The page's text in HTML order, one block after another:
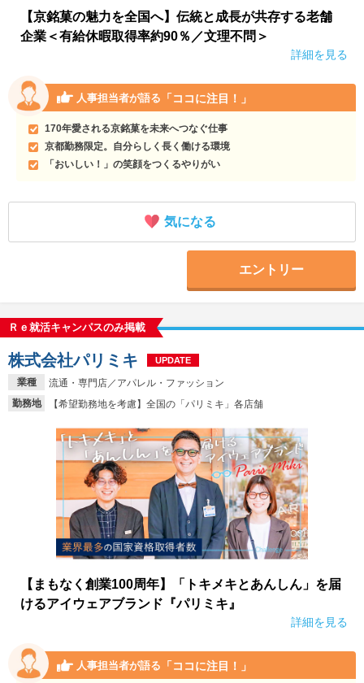
【京銘菓の魅力を全国へ】伝統と成長が共存する老舗
企業＜有給休暇取得率約90％／文理不問＞
詳細を見る
人事担当者が語る 「ココに注目！」
170年愛される京銘菓を未来へつなぐ仕事
京都勤務限定。自分らしく長く働ける環境
「おいしい！」の笑顔をつくるやりがい
気になる
エントリー
Ｒｅ就活キャンパスのみ掲載
業種
流通・専門店／アパレル・ファッション
勤務地
【希望勤務地を考慮】全国の「パリミキ」各店舗
株式会社パリミキ UPDATE
【まもなく創業100周年】「トキメキとあんしん」を届
けるアイウェアブランド『パリミキ』
詳細を見る
人事担当者が語る 「ココに注目！」